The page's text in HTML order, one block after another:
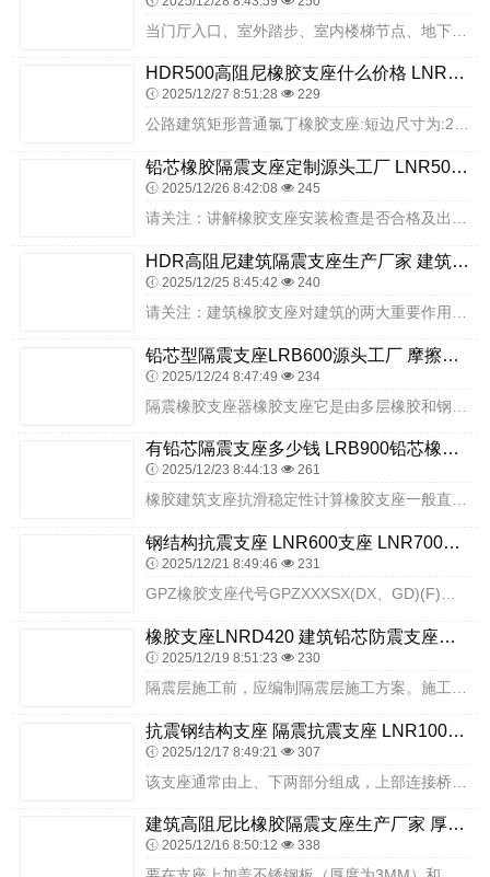
HDR500高阻尼橡胶支座什么价格 LNR1000橡胶隔震支座多少钱 LNR隔震支座D420厂家
2025/12/27 8:51:28 229
公路建筑矩形普通氯丁橡胶支座:短边尺寸为:2600MM，长边为400MM，厚度48MM，表示为:GJZ26040047(CR)板式支座按胶种适用温度分类如下:A...
铅芯橡胶隔震支座定制源头工厂 LNR500天然橡胶支座 楼梯隔震橡胶支座生产厂家
2025/12/26 8:42:08 245
HDR高阻尼建筑隔震支座生产厂家 建筑隔震支座LNRP厂家 建筑橡胶隔振支座源头工厂
2025/12/25 8:45:42 240
铅芯型隔震支座LRB600源头工厂 摩擦滑移隔震支座厂家 LNR1500天然橡胶隔震支座
2025/12/24 8:47:49 234
有铅芯隔震支座多少钱 LRB900铅芯橡胶隔震支座厂家电话 建筑铅芯夹层橡胶隔震支座
2025/12/23 8:44:13 261
橡胶建筑支座抗滑稳定性计算橡胶支座一般直接设置在墩台和梁底之间，在其受到梁体传来的水平力后，则支座与下面的垫石及上面的梁底间要有足够大的摩擦力，以保证支座不滑走...
钢结构抗震支座 LNR600支座 LNR700建筑隔震支座源头工厂
2025/12/21 8:49:46 231
橡胶支座LNRD420 建筑铅芯防震支座源头工厂 HDR700高阻尼橡胶支座生产厂家
2025/12/19 8:51:23 230
抗震钢结构支座 隔震抗震支座 LNR1000橡胶支座生产加工
2025/12/17 8:49:21 307
建筑高阻尼比橡胶隔震支座生产厂家 厚叠层隔震支座 橡胶建筑隔震支座厂家
2025/12/16 8:50:12 338